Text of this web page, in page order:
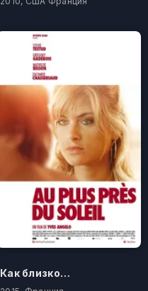
Как близко к солнцу